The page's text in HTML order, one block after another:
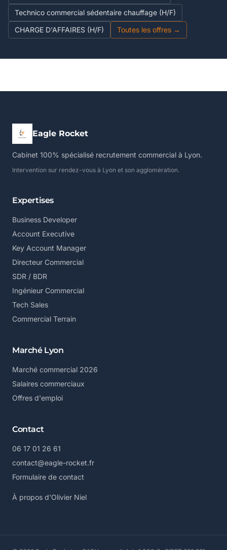
Technico commercial sédentaire chauffage (H/F)
CHARGE D'AFFAIRES (H/F)
Toutes les offres →
Eagle Rocket
Cabinet 100% spécialisé recrutement commercial à Lyon.
Intervention sur rendez-vous à Lyon et son agglomération.
Expertises
Business Developer
Account Executive
Key Account Manager
Directeur Commercial
SDR / BDR
Ingénieur Commercial
Tech Sales
Commercial Terrain
Marché Lyon
Marché commercial 2026
Salaires commerciaux
Offres d'emploi
Contact
06 17 01 26 61
contact@eagle-rocket.fr
Formulaire de contact
À propos d'Olivier Niel